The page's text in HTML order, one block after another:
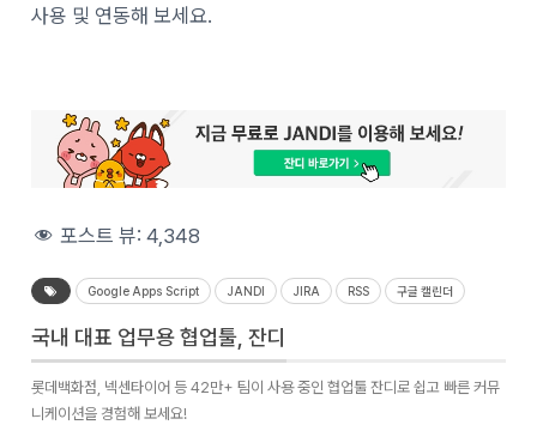
사용 및 연동해 보세요.
포스트 뷰:4,348
Google Apps Script JANDI JIRA RSS 구글 캘린더
국내 대표 업무용 협업툴, 잔디
롯데백화점, 넥센타이어 등 42만+ 팀이 사용 중인 협업툴 잔디로 쉽고 빠른 커뮤
니케이션을 경험해 보세요!